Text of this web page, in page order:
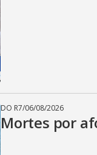
DO R7/06/08/2026
Mortes por